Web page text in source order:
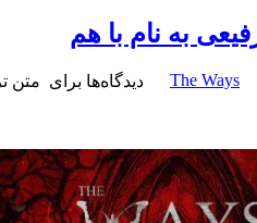
به نام با هم
The Ways دیدگاه‌ها برای متن